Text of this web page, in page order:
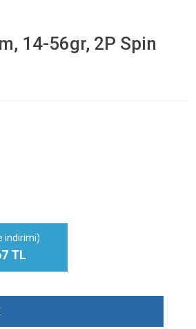
14-56gr, 2P Spin
indirimi)
TL